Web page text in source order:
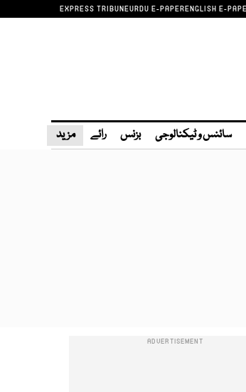
EXPRESS TRIBUNEURDU E-PAPERENGLISH E-
سائنس و ٹیکنالوجی بزنس رائے مزید